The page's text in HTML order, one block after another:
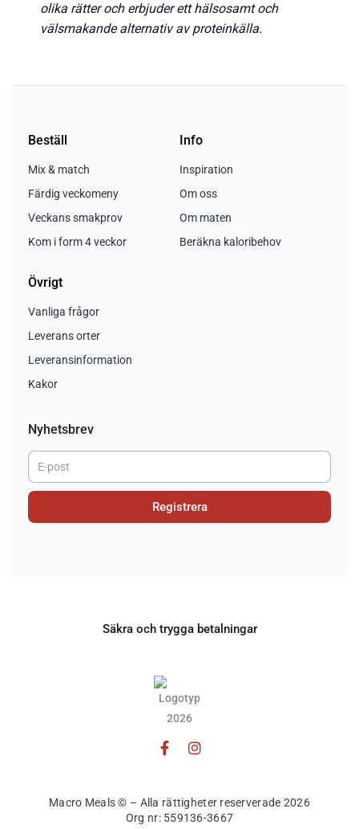
olika rätter och erbjuder ett hälsosamt och
välsmakande alternativ av proteinkälla.
Beställ
Mix & match
Färdig veckomeny
Veckans smakprov
Kom i form 4 veckor
Info
Inspiration
Om oss
Om maten
Beräkna kaloribehov
Övrigt
Vanliga frågor
Leverans orter
Leveransinformation
Kakor
Nyhetsbrev
Registrera
Säkra och trygga betalningar
Macro Meals © – Alla rättigheter reserverade 2026
Org nr: 559136-3667